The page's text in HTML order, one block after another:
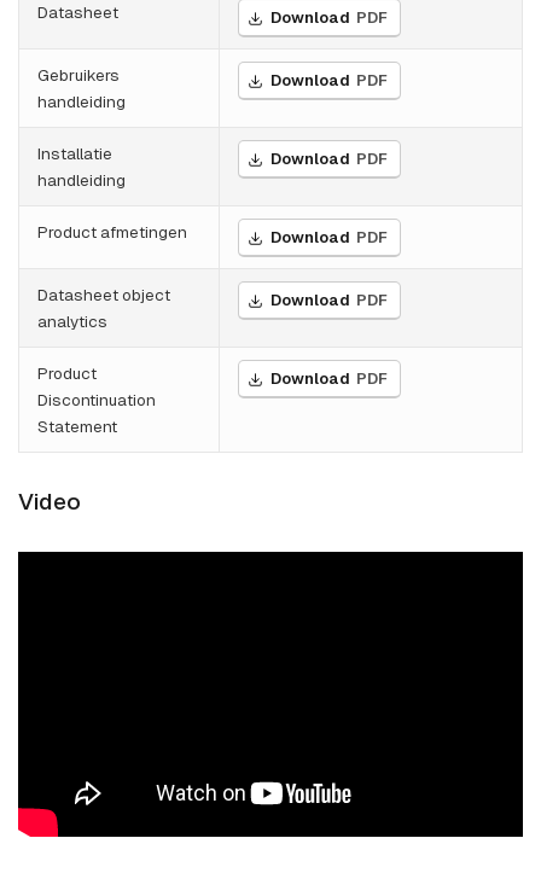
Datasheet Download PDF
Gebruikers
handleiding
Download PDF
Installatie
handleiding
Download PDF
Product afmetingen Download PDF
Datasheet object
analytics
Download PDF
Product
Discontinuation
Statement
Download PDF
Video